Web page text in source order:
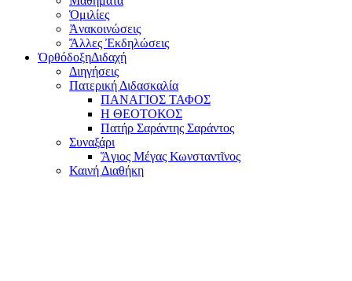
Ὁμιλίες
Ἀνακοινώσεις
Ἄλλες Ἐκδηλώσεις
ὈρθόδοξηΔιδαχή
Διηγήσεις
Πατερική Διδασκαλία
ΠΑΝΑΓΙΟΣ ΤΑΦΟΣ
Η ΘΕΟΤΟΚΟΣ
Πατήρ Σαράντης Σαράντος
Συναξάρι
Ἅγιος Μέγας Κωνσταντῖνος
Καινή Διαθήκη